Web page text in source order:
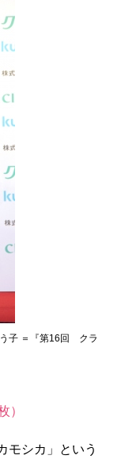
う子 ＝『第16回 クラ
）
モシカ」という